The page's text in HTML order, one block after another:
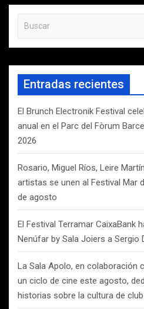
s
c
r
Entradas recientes
El Brunch Electronik Festival
anual en el Parc del Fòrum
2026
Rosario, Miguel Ríos, Leire
artistas se unen al Festival Mar
de agosto
El Festival Terramar CaixaBank
Nenúfar by Sala Joiers a Sergio
La Sala Apolo, en colaboración
un ciclo de cine este agosto,
historias sobre la cultura de club